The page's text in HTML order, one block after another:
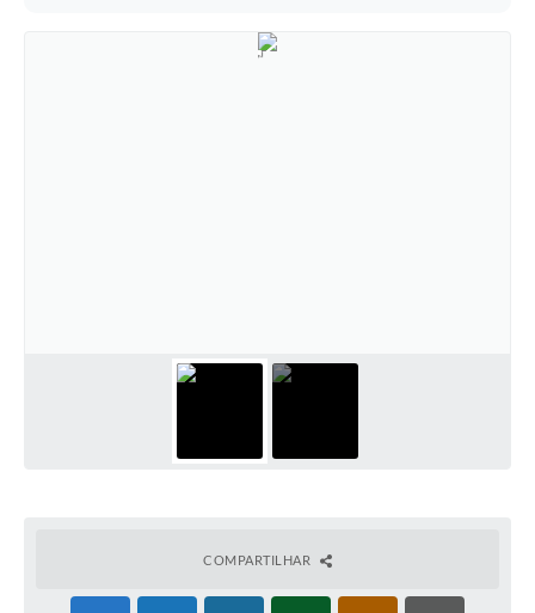
COMPARTILHAR